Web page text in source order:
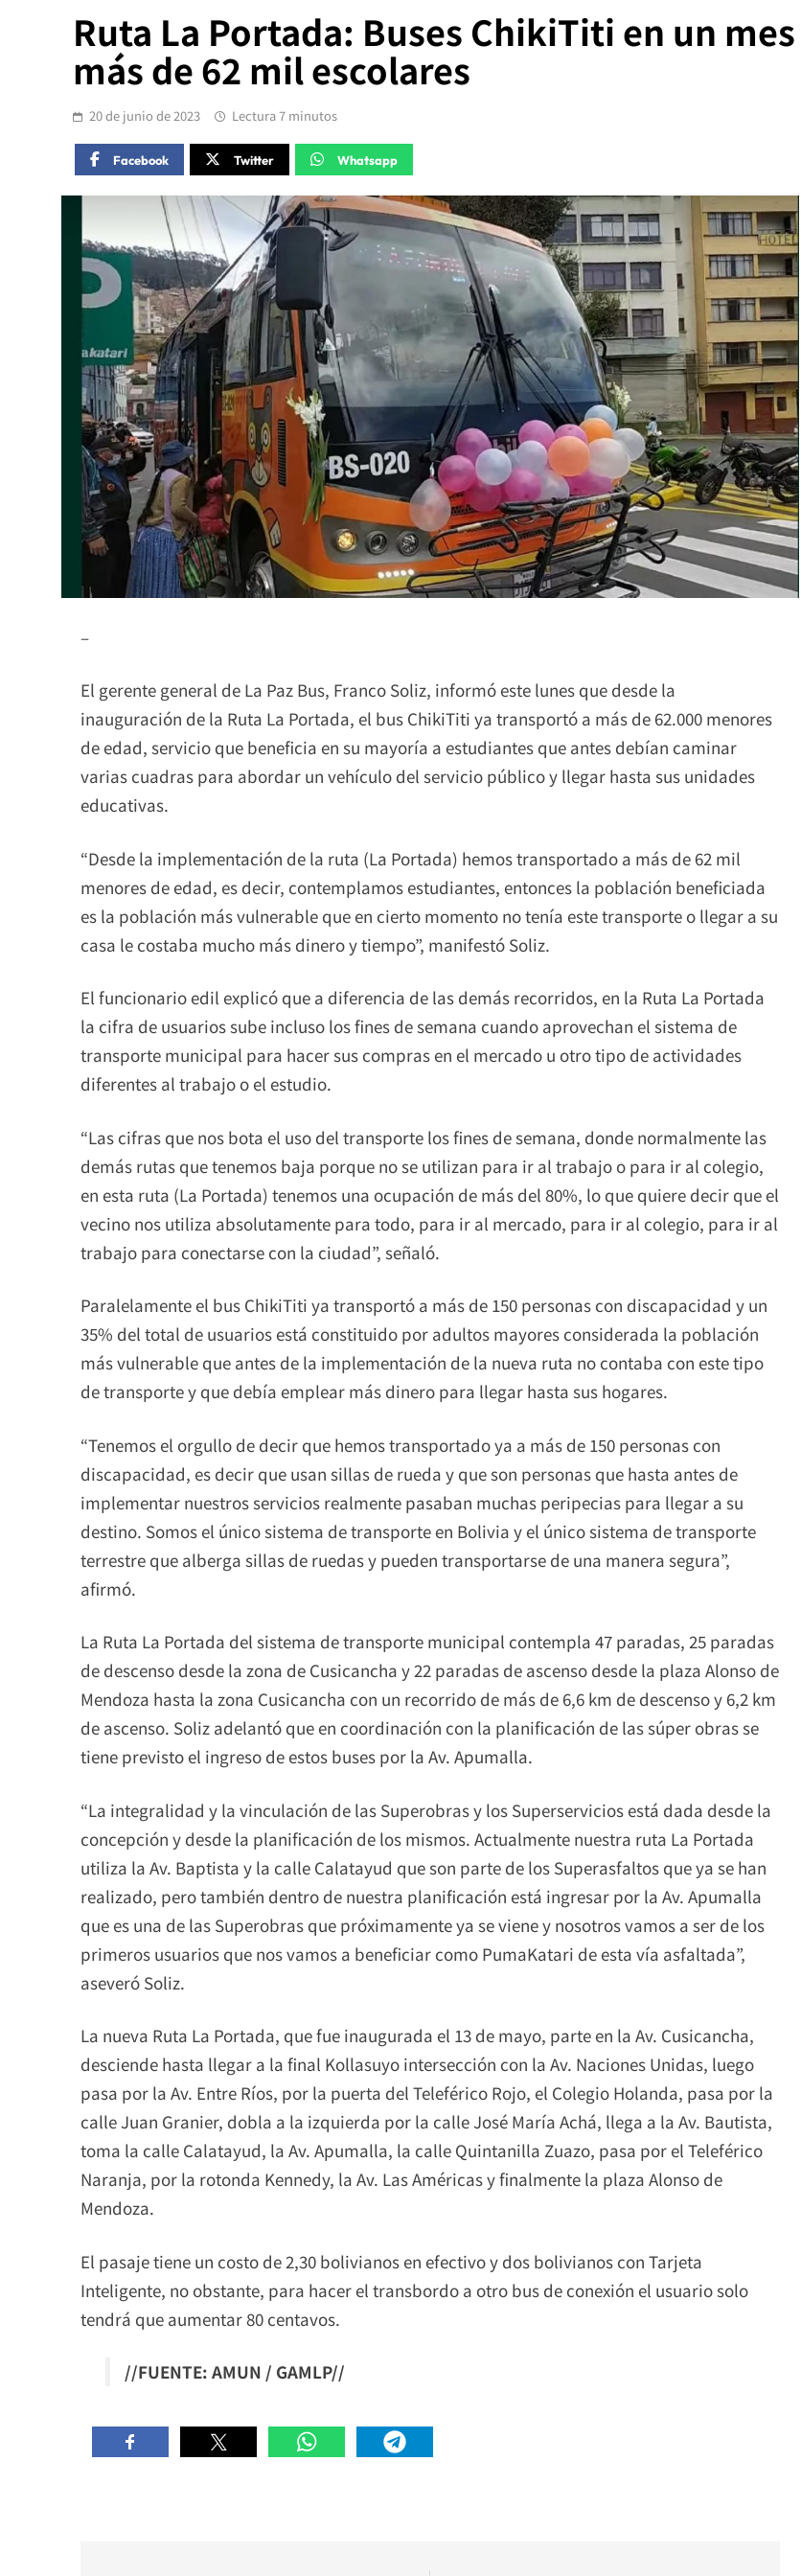
Ruta La Portada: Buses ChikiTiti en un
más de 62 mil escolares
20 de junio de 2023 Lectura 7 minutos
Facebook Twitter Whatsapp
–
El gerente general de La Paz Bus, Franco Soliz, informó este lunes que desde la
inauguración de la Ruta La Portada, el bus ChikiTiti ya transportó a más de 62.000 menores
de edad, servicio que beneficia en su mayoría a estudiantes que antes debían caminar
varias cuadras para abordar un vehículo del servicio público y llegar hasta sus unidades
educativas.
“Desde la implementación de la ruta (La Portada) hemos transportado a más de 62 mil
menores de edad, es decir, contemplamos estudiantes, entonces la población beneficiada
es la población más vulnerable que en cierto momento no tenía este transporte o llegar a su
casa le costaba mucho más dinero y tiempo”, manifestó Soliz.
El funcionario edil explicó que a diferencia de las demás recorridos, en la Ruta La Portada
la cifra de usuarios sube incluso los fines de semana cuando aprovechan el sistema de
transporte municipal para hacer sus compras en el mercado u otro tipo de actividades
diferentes al trabajo o el estudio.
“Las cifras que nos bota el uso del transporte los fines de semana, donde normalmente las
demás rutas que tenemos baja porque no se utilizan para ir al trabajo o para ir al colegio,
en esta ruta (La Portada) tenemos una ocupación de más del 80%, lo que quiere decir que el
vecino nos utiliza absolutamente para todo, para ir al mercado, para ir al colegio, para ir al
trabajo para conectarse con la ciudad”, señaló.
Paralelamente el bus ChikiTiti ya transportó a más de 150 personas con discapacidad y un
35% del total de usuarios está constituido por adultos mayores considerada la población
más vulnerable que antes de la implementación de la nueva ruta no contaba con este tipo
de transporte y que debía emplear más dinero para llegar hasta sus hogares.
“Tenemos el orgullo de decir que hemos transportado ya a más de 150 personas con
discapacidad, es decir que usan sillas de rueda y que son personas que hasta antes de
implementar nuestros servicios realmente pasaban muchas peripecias para llegar a su
destino. Somos el único sistema de transporte en Bolivia y el único sistema de transporte
terrestre que alberga sillas de ruedas y pueden transportarse de una manera segura”,
afirmó.
La Ruta La Portada del sistema de transporte municipal contempla 47 paradas, 25 paradas
de descenso desde la zona de Cusicancha y 22 paradas de ascenso desde la plaza Alonso de
Mendoza hasta la zona Cusicancha con un recorrido de más de 6,6 km de descenso y 6,2 km
de ascenso. Soliz adelantó que en coordinación con la planificación de las súper obras se
tiene previsto el ingreso de estos buses por la Av. Apumalla.
“La integralidad y la vinculación de las Superobras y los Superservicios está dada desde la
concepción y desde la planificación de los mismos. Actualmente nuestra ruta La Portada
utiliza la Av. Baptista y la calle Calatayud que son parte de los Superasfaltos que ya se han
realizado, pero también dentro de nuestra planificación está ingresar por la Av. Apumalla
que es una de las Superobras que próximamente ya se viene y nosotros vamos a ser de los
primeros usuarios que nos vamos a beneficiar como PumaKatari de esta vía asfaltada”,
aseveró Soliz.
La nueva Ruta La Portada, que fue inaugurada el 13 de mayo, parte en la Av. Cusicancha,
desciende hasta llegar a la final Kollasuyo intersección con la Av. Naciones Unidas, luego
pasa por la Av. Entre Ríos, por la puerta del Teleférico Rojo, el Colegio Holanda, pasa por la
calle Juan Granier, dobla a la izquierda por la calle José María Achá, llega a la Av. Bautista,
toma la calle Calatayud, la Av. Apumalla, la calle Quintanilla Zuazo, pasa por el Teleférico
Naranja, por la rotonda Kennedy, la Av. Las Américas y finalmente la plaza Alonso de
Mendoza.
El pasaje tiene un costo de 2,30 bolivianos en efectivo y dos bolivianos con Tarjeta
Inteligente, no obstante, para hacer el transbordo a otro bus de conexión el usuario solo
tendrá que aumentar 80 centavos.
//FUENTE: AMUN / GAMLP//